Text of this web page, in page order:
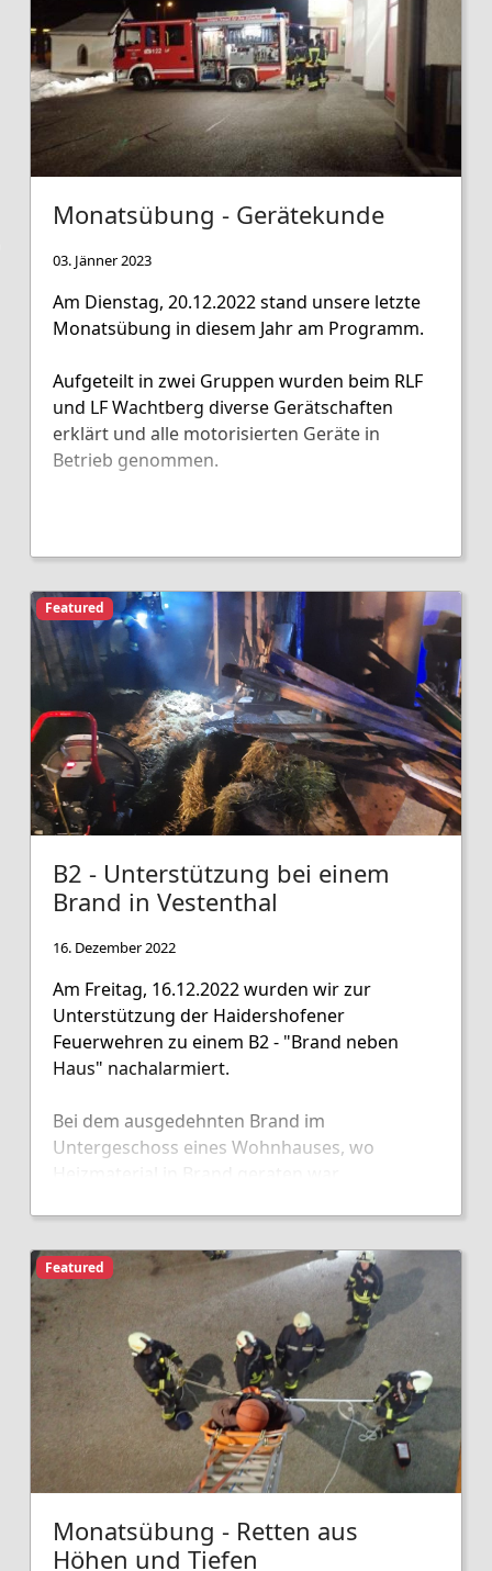
Monatsübung - Gerätekunde
03. Jänner 2023
Am Dienstag, 20.12.2022 stand unsere letzte
Monatsübung in diesem Jahr am Programm.
Aufgeteilt in zwei Gruppen wurden beim RLF
und LF Wachtberg diverse Gerätschaften
erklärt und alle motorisierten Geräte in
Betrieb genommen.
Featured
B2 - Unterstützung bei einem
Brand in Vestenthal
16. Dezember 2022
Am Freitag, 16.12.2022 wurden wir zur
Unterstützung der Haidershofener
Feuerwehren zu einem B2 - "Brand neben
Haus" nachalarmiert.
Bei dem ausgedehnten Brand im
Untergeschoss eines Wohnhauses, wo
Nachlöscharbeiten.
Featured
Monatsübung - Retten aus
Höhen und Tiefen